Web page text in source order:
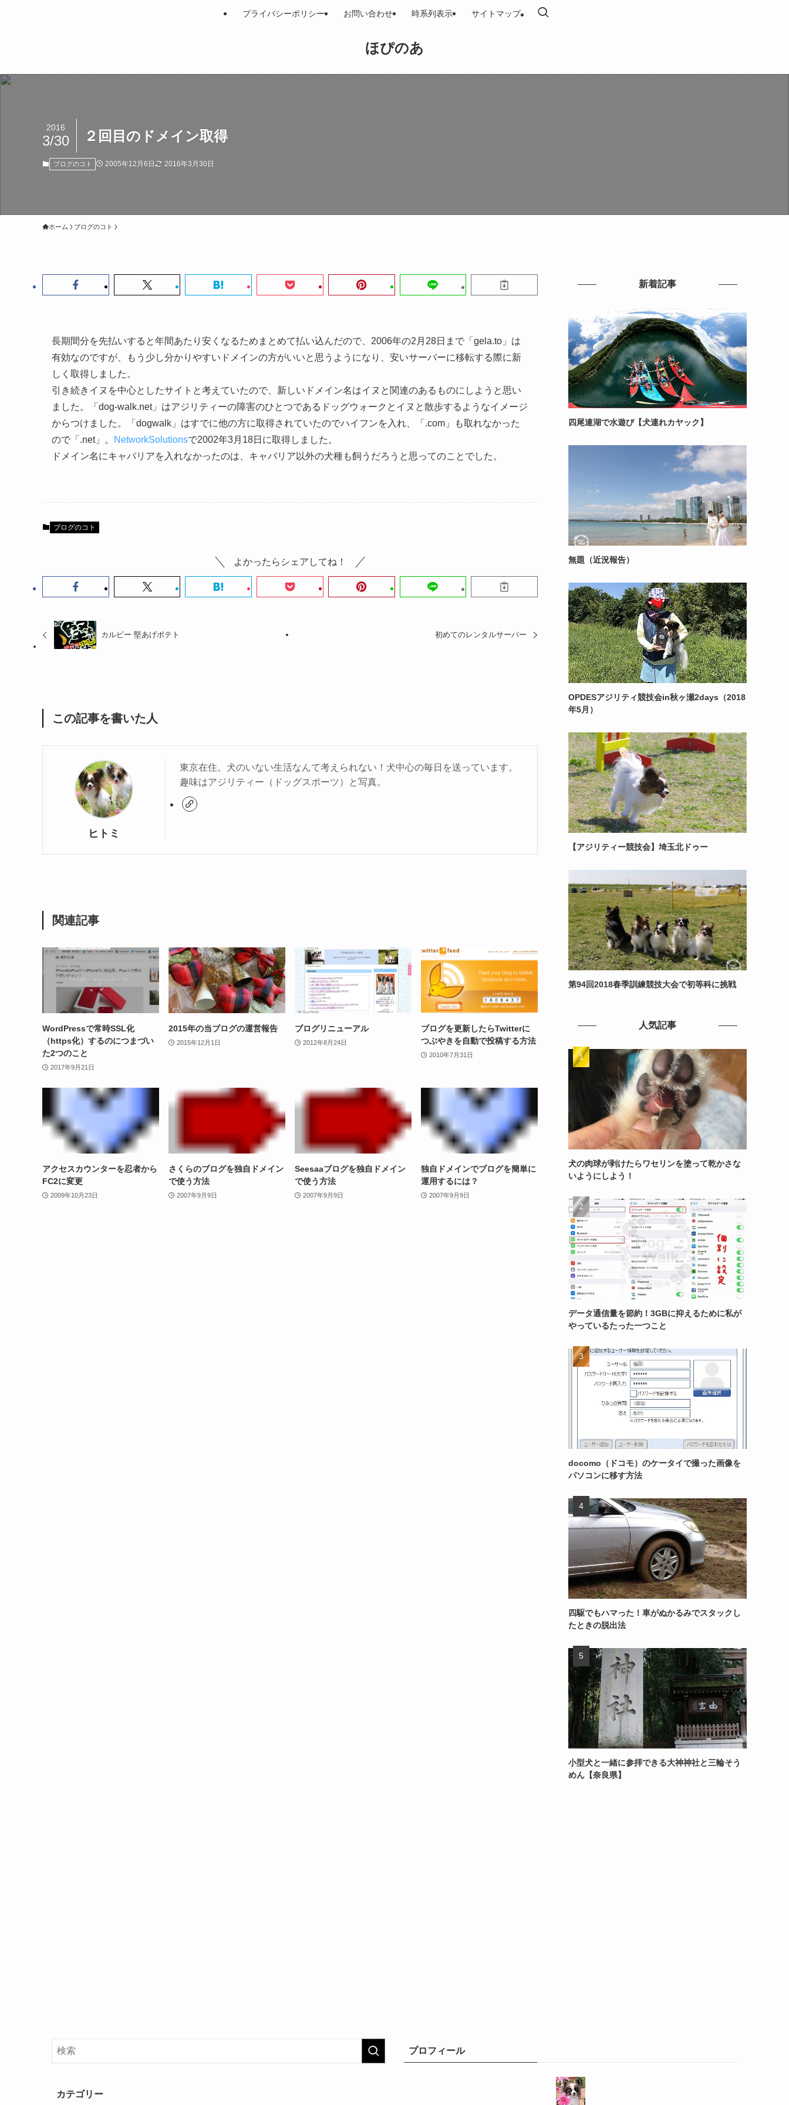
ほぴのあ
プライバシーポリシー お問い合わせ 時系列表示 サイトマップ
２回目のドメイン取得
2016
3/30
ブログのコト 2005年12月6日 2016年3月30日
ホーム ブログのコト
長期間分を先払いすると年間あたり安くなるためまとめて払い込んだので、2006年の2月28日まで「gela.to」は
有効なのですが、もう少し分かりやすいドメインの方がいいと思うようになり、安いサーバーに移転する際に新
しく取得しました。
引き続きイヌを中心としたサイトと考えていたので、新しいドメイン名はイヌと関連のあるものにしようと思い
ました。「dog-walk.net」はアジリティーの障害のひとつであるドッグウォークとイヌと散歩するようなイメージ
からつけました。「dogwalk」はすでに他の方に取得されていたのでハイフンを入れ、「.com」も取れなかった
ので「.net」。
NetworkSolutionsで2002年3月18日に取得しました。
ドメイン名にキャバリアを入れなかったのは、キャバリア以外の犬種も飼うだろうと思ってのことでした。
ブログのコト
よかったらシェアしてね！
カルビー 堅あげポテト 初めてのレンタルサーバー
この記事を書いた人
ヒトミ
東京在住。犬のいない生活なんて考えられない！犬中心の毎日を送っています。
趣味はアジリティー（ドッグスポーツ）と写真。
関連記事
WordPressで常時SSL化
（https化）するのにつまづい
た2つのこと
2017年9月21日
2015年の当ブログの運営報告
2015年12月1日
ブログリニューアル
2012年8月24日
ブログを更新したらTwitterに
つぶやきを自動で投稿する方法
2010年7月31日
アクセスカウンターを忍者から
FC2に変更
2009年10月23日
さくらのブログを独自ドメイン
で使う方法
2007年9月9日
Seesaaブログを独自ドメイン
で使う方法
2007年9月9日
独自ドメインでブログを簡単に
運用するには？
2007年9月9日
新着記事
四尾連湖で水遊び【犬連れカヤック】
無題（近況報告）
OPDESアジリティ競技会in秋ヶ瀬2days（2018
年5月）
【アジリティー競技会】埼玉北ドゥー
第94回2018春季訓練競技大会で初等科に挑戦
人気記事
犬の肉球が剥けたらワセリンを塗って乾かさな
いようにしよう！
データ通信量を節約！3GBに抑えるために私が
やっているたった一つこと
docomo（ドコモ）のケータイで撮った画像を
パソコンに移す方法
四駆でもハマった！車がぬかるみでスタックし
たときの脱出法
小型犬と一緒に参拝できる大神神社と三輪そう
めん【奈良県】
カテゴリー
プロフィール